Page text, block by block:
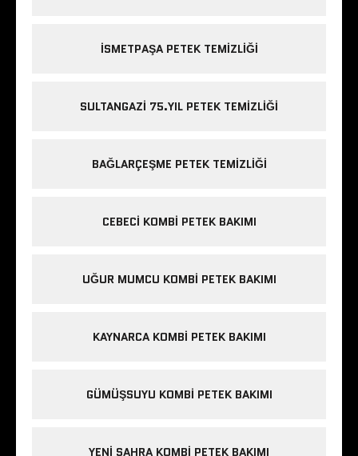
ISMETPAŞA PETEK TEMIZLIĞI
SULTANGAZI 75.YIL PETEK TEMIZLIĞI
BAĞLARÇEŞME PETEK TEMIZLIĞI
CEBECI KOMBI PETEK BAKIMI
UĞUR MUMCU KOMBI PETEK BAKIMI
KAYNARCA KOMBI PETEK BAKIMI
GÜMÜŞSUYU KOMBI PETEK BAKIMI
YENI SAHRA KOMBI PETEK BAKIMI